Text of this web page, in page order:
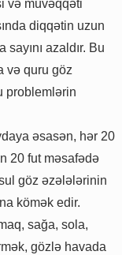
və müvəqqəti
diqqətin uzun
azaldır. Bu
və quru göz
problemlərin
əsasən, hər 20
20 fut məsafədə
göz əzələlərinin
kömək edir.
sağa, sola,
gözlə havada